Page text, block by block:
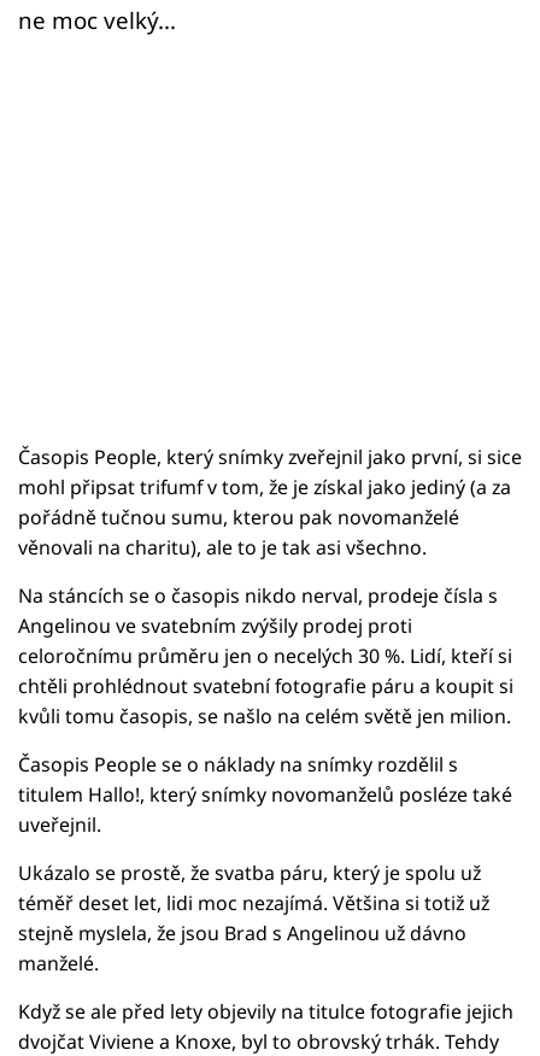
ne moc velký...
Časopis People, který snímky zveřejnil jako první, si sice
mohl připsat trifumf v tom, že je získal jako jediný (a za
pořádně tučnou sumu, kterou pak novomanželé
věnovali na charitu), ale to je tak asi všechno.
Na stáncích se o časopis nikdo nerval, prodeje čísla s
Angelinou ve svatebním zvýšily prodej proti
celoročnímu průměru jen o necelých 30 %. Lidí, kteří si
chtěli prohlédnout svatební fotografie páru a koupit si
kvůli tomu časopis, se našlo na celém světě jen milion.
Časopis People se o náklady na snímky rozdělil s
titulem Hallo!, který snímky novomanželů posléze také
uveřejnil.
Ukázalo se prostě, že svatba páru, který je spolu už
téměř deset let, lidi moc nezajímá. Většina si totiž už
stejně myslela, že jsou Brad s Angelinou už dávno
manželé.
Když se ale před lety objevily na titulce fotografie jejich
dvojčat Viviene a Knoxe, byl to obrovský trhák. Tehdy